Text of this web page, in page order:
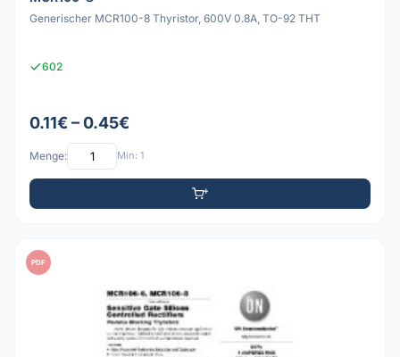
Generischer MCR100-8 Thyristor, 600V 0.8A, TO-92 THT
602
0.11€ – 0.45€
Menge: Min: 1
PDF